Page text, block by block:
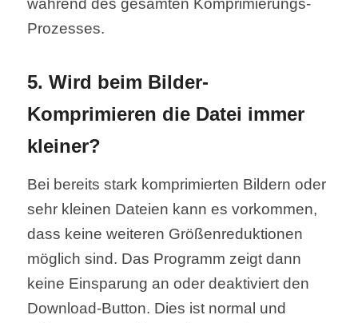
während des gesamten Komprimierungs-
Prozesses.
5. Wird beim Bilder-
Komprimieren die Datei immer
kleiner?
Bei bereits stark komprimierten Bildern oder
sehr kleinen Dateien kann es vorkommen,
dass keine weiteren Größenreduktionen
möglich sind. Das Programm zeigt dann
keine Einsparung an oder deaktiviert den
Download-Button. Dies ist normal und